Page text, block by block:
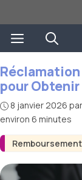
au
contenuMenu
pour
8 janvier 2026 par
environ 6 minutes